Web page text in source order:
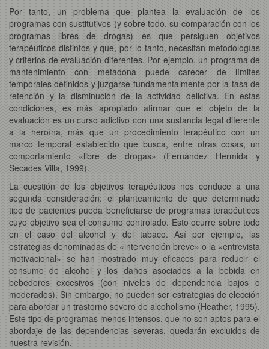
Por tanto, un problema que plantea la evaluación de los
programas con sustitutivos (y sobre todo, su comparación con los
programas libres de drogas) es que persiguen objetivos
terapéuticos distintos y que, por lo tanto, necesitan metodologías
y criterios de evaluación diferentes. Por ejemplo, un programa de
mantenimiento con metadona puede carecer de límites
temporales definidos y juzgarse fundamentalmente por la tasa de
retención y la disminución de la actividad delictiva. En estas
condiciones, es más apropiado afirmar que el objeto de la
evaluación es un curso adictivo con una sustancia legal diferente
a la heroína, más que un procedimiento terapéutico con un
marco temporal establecido que busca, entre otras cosas, un
comportamiento «libre de drogas» (Fernández Hermida y
Secades Villa, 1999).
La cuestión de los objetivos terapéuticos nos conduce a una
segunda consideración: el planteamiento de que determinado
tipo de pacientes pueda beneficiarse de programas terapéuticos
cuyo objetivo sea el consumo controlado. Esto ocurre sobre todo
en el caso del alcohol y del tabaco. Así por ejemplo, las
estrategias denominadas de «intervención breve» o la «entrevista
motivacional» se han mostrado muy eficaces para reducir el
consumo de alcohol y los daños asociados a la bebida en
bebedores excesivos (con niveles de dependencia bajos o
moderados). Sin embargo, no pueden ser estrategias de elección
para abordar un trastorno severo de alcoholismo (Heather, 1995).
Este tipo de programas menos intensos, que no son aptos para el
abordaje de las dependencias severas, quedarán excluidos de
nuestra revisión.